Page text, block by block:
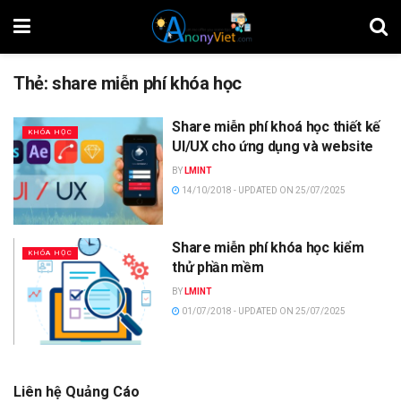
Thẻ:share miễn phí khóa học
KHÓA HỌC
Share miễn phí khoá học thiết kế
UI/UX cho ứng dụng và website
BY LMINT
14/10/2018 - UPDATED ON 25/07/2025
KHÓA HỌC
Share miễn phí khóa học kiểm
thử phần mềm
BY LMINT
01/07/2018 - UPDATED ON 25/07/2025
Liên hệ Quảng Cáo